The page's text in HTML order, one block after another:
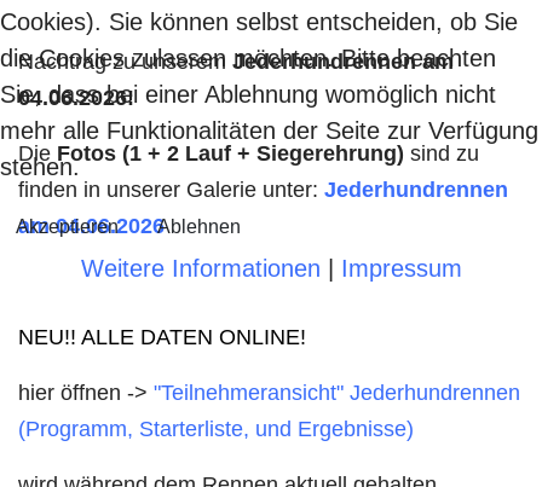
Nachtrag zu unserem Jederhundrennen am
04.06.2026!
Die Fotos (1 + 2 Lauf + Siegerehrung) sind zu
finden in unserer Galerie unter: Jederhundrennen
am 04.06.2026
NEU!! ALLE DATEN ONLINE!
hier öffnen -> "Teilnehmeransicht" Jederhundrennen
(Programm, Starterliste, und Ergebnisse)
Cookies). Sie können selbst entscheiden, ob Sie
die Cookies zulassen möchten. Bitte beachten
Sie, dass bei einer Ablehnung womöglich nicht
mehr alle Funktionalitäten der Seite zur Verfügung
stehen.
Akzeptieren Ablehnen
Weitere Informationen Impressum